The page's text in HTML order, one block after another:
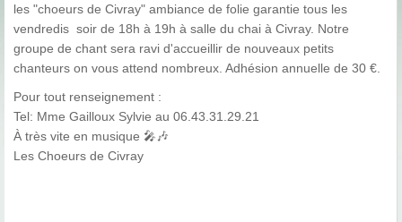
les "choeurs de Civray" ambiance de folie garantie tous les
vendredis soir de 18h à 19h à salle du chai à Civray. Notre
groupe de chant sera ravi d'accueillir de nouveaux petits
chanteurs on vous attend nombreux. Adhésion annuelle de 30 €.
Pour tout renseignement :
Tel: Mme Gailloux Sylvie au 06.43.31.29.21
À très vite en musique 🎤🎶
Les Choeurs de Civray